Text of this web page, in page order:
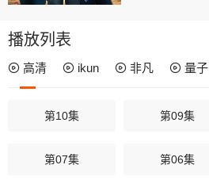
播放列表
高清 ikun 非凡 量子
第10集 第09集
第07集 第06集